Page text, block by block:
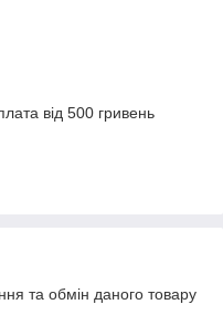
від 500 гривень
та обмін даного товару